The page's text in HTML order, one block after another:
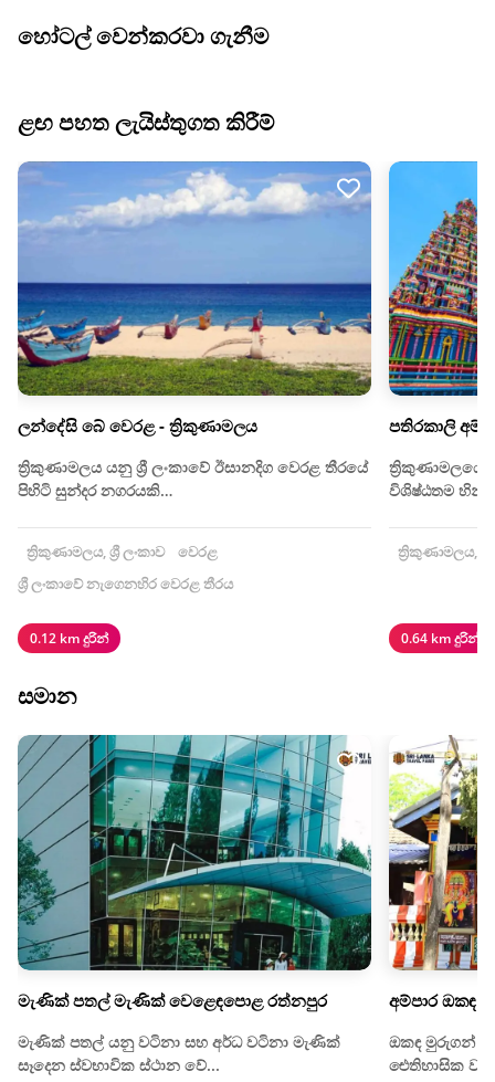
හෝටල් වෙන්කරවා ගැනීම
ළඟ පහත ලැයිස්තුගත කිරීම්
ලන්දේසි බේ වෙරළ - ත්‍රිකුණාමලය
ත්‍රිකුණාමලය යනු ශ්‍රී ලංකාවේ ඊසානදිග වෙරළ තීරයේ
පිහිටි සුන්දර නගරයකි…
ත්‍රිකුණාමලය, ශ්‍රී ලංකාව
වෙරළ
ශ්‍රී ලංකාවේ නැගෙනහිර වෙරළ තීරය
0.12 km දුරින්
පතිරකාලි
ත්‍රිකුණාමලයේ
විශිෂ්ඨතම
ත්‍රිකුණාමලය, ශ්‍රී
0.64 km දුරින්
සමාන
මැණික් පතල් මැණික් වෙළෙඳපොළ රත්නපුර
මැණික් පතල් යනු වටිනා සහ අර්ධ වටිනා මැණික්
සෑදෙන ස්වභාවික ස්ථාන වේ...
අම්පාර ඔකඳ
ඔකඳ මුරුගන්
ඓතිහාසික